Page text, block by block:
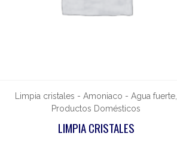
Limpia cristales - Amoniaco - Agua fuerte,
Productos Domésticos
LIMPIA CRISTALES